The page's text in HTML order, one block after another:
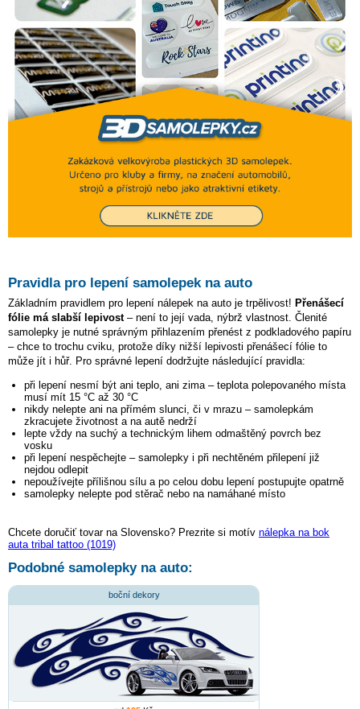
Pravidla pro lepení samolepek na auto
Základním pravidlem pro lepení nálepek na auto je trpělivost! Přenášecí
fólie má slabší lepivost– není to její vada, nýbrž vlastnost. Členité
samolepky je nutné správným přihlazením přenést z podkladového papíru
– chce to trochu cviku, protože díky nižší lepivosti přenášecí fólie to
může jít i hůř. Pro správné lepení dodržujte následující pravidla:
při lepení nesmí být ani teplo, ani zima – teplota polepovaného místa
musí mít 15 °C až 30 °C
nikdy nelepte ani na přímém slunci, či v mrazu – samolepkám
zkracujete životnost a na autě nedrží
lepte vždy na suchý a technickým lihem odmaštěný povrch bez
vosku
při lepení nespěchejte – samolepky i při nechtěném přilepení již
nejdou odlepit
nepoužívejte přílišnou sílu a po celou dobu lepení postupujte opatrně
samolepky nelepte pod stěrač nebo na namáhané místo
Chcete doručiť tovar na Slovensko? Prezrite si motív nálepka na bok
auta tribal tattoo (1019)
Podobné samolepky na auto:
boční dekory